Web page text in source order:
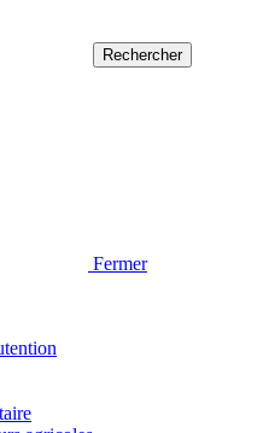
Fermer